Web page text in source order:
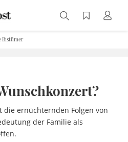
Bistümer
die ernüchternden Folgen von
der Familie als